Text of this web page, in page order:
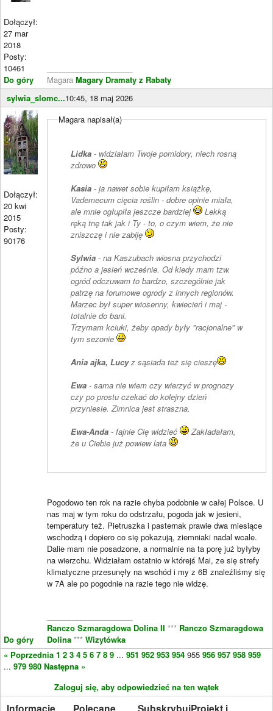
Dołączył:
27 mar
2018
Posty:
10461
Do góry
Magara Magary Dramaty z Rabaty
sylwia_slomc...10:45, 18 maj 2026
Dołączył:
20 kwi
2015
Posty:
90176
Do góry
Magara napisał(a)
Lidka- widziałam Twoje pomidory, niech rosną
zdrowo
Kasia- ja nawet sobie kupiłam książkę,
Vademecum cięcia roślin - dobre opinie miała,
ale mnie ogłupiła jeszcze bardziej
Lekką
ręką tnę tak jak i Ty - to, o czym wiem, że nie
zniszczę i nie zabiję
Sylwia- na Kaszubach wiosna przychodzi
późno a jesień wcześnie. Od kiedy mam tzw.
ogród odczuwam to bardzo, szczególnie jak
patrzę na forumowe ogrody z innych regionów.
Marzec był super wiosenny, kwiecień i maj -
totalnie do bani.
Trzymam kciuki, żeby opady były "racjonalne" w
tym sezonie
Ania ajka, Lucyz sąsiada też się cieszę
Ewa- sama nie wiem czy wierzyć w prognozy
czy po prostu czekać do kolejny dzień
przyniesie. Zimnica jest straszna.
Ewa-Anda- fajnie Cię widzieć
Zakładałam,
że u Ciebie już powiew lata
Pogodowo ten rok na razie chyba podobnie w całej Polsce. U
nas maj w tym roku do odstrzału, pogoda jak w jesieni,
temperatury też. Pietruszka i pasternak prawie dwa miesiące
wschodzą i dopiero co się pokazują, ziemniaki nadal wcale.
Dalie mam nie posadzone, a normalnie na ta porę już byłyby
na wierzchu. Widziałam ostatnio w którejś Mai, ze się strefy
klimatyczne przesunęły na wschód i my z 6B znaleźliśmy się
w 7A ale po pogodnie na razie tego nie widzę.
Ranczo Szmaragdowa Dolina II *** Ranczo Szmaragdowa
Dolina *** Wizytówka
« Poprzednia 1 2 3 4 5 6 7 8 9 ... 951 952 953 954 955 956 957 958 959
... 979 980 Następna »
Zaloguj się, aby odpowiedzieć na ten wątek
Informacje Polecane SubskrybujProjekt i